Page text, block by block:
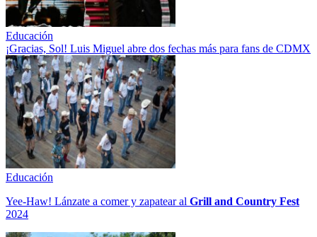
Educación
¡Gracias, Sol! Luis Miguel abre dos fechas más para fans de CDMX
Educación
Yee-Haw! Lánzate a comer y zapatear al Grill and Country Fest
2024